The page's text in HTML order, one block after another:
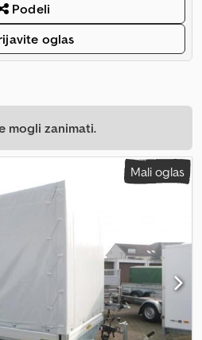
Podeli
oglas
mogli zanimati.
Mali oglas